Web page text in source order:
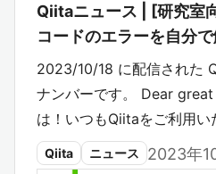
Qiitaニュース | [研究室
コードのエラーを自分
2023/10/18 に配信された
ナンバーです。 Dear
は！いつもQiitaをご利用
Qiita ニュース 2023年